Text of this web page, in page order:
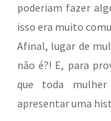
poderiam fazer
isso era muito
Afinal, lugar de
não é?! E, para
que toda mulher
apresentar uma